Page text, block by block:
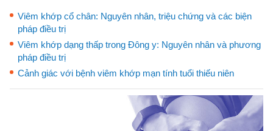
Viêm khớp cổ chân: Nguyên nhân, triệu chứng và các biện
pháp điều trị
Viêm khớp dạng thấp trong Đông y: Nguyên nhân và phương
pháp điều trị
Cảnh giác với bệnh viêm khớp mạn tính tuổi thiếu niên